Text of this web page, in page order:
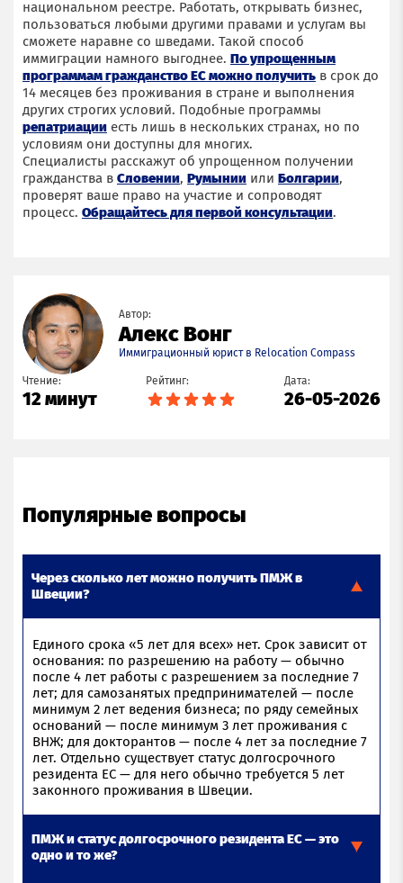
национальном реестре. Работать, открывать бизнес,
пользоваться любыми другими правами и услугам вы
сможете наравне со шведами. Такой способ
иммиграции намного выгоднее. По упрощенным
программам гражданство ЕС можно получить в срок до
14 месяцев без проживания в стране и выполнения
других строгих условий. Подобные программы
репатриации есть лишь в нескольких странах, но по
условиям они доступны для многих.
Специалисты расскажут об упрощенном получении
гражданства в Словении, Румынии или Болгарии,
проверят ваше право на участие и сопроводят
процесс. Обращайтесь для первой консультации.
Автор:
Алекс Вонг
Иммиграционный юрист в Relocation Compass
Чтение:
12 минут
Рейтинг: Дата:
26-05-2026
Популярные вопросы
Через сколько лет можно получить ПМЖ в
Швеции?
Единого срока «5 лет для всех» нет. Срок зависит от
основания: по разрешению на работу — обычно
после 4 лет работы с разрешением за последние 7
лет; для самозанятых предпринимателей — после
минимум 2 лет ведения бизнеса; по ряду семейных
оснований — после минимум 3 лет проживания с
ВНЖ; для докторантов — после 4 лет за последние 7
лет. Отдельно существует статус долгосрочного
резидента ЕС — для него обычно требуется 5 лет
законного проживания в Швеции.
ПМЖ и статус долгосрочного резидента ЕС — это
одно и то же?